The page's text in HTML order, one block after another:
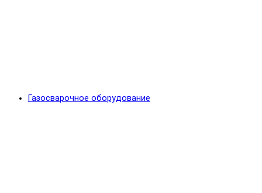
Газосварочное оборудование